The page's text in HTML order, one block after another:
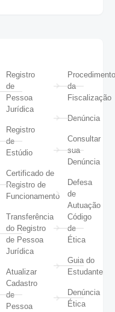
Registro
de
Pessoa
Jurídica
Registro
de
Estúdio
Certificado de
Registro de
Funcionamento
Transferência
do Registro
de Pessoa
Jurídica
Atualizar
Cadastro
de
Pessoa
da
Fiscalização
Denúncia
Consultar
sua
Denúncia
Defesa
de
Autuação
Código
de
Ética
Guia do
Estudante
Denúncia
Ética